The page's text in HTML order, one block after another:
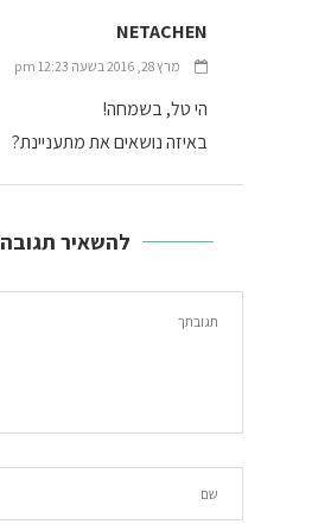
NETACHEN
מרץ 28, 2016 בשעה 12:23 pm
הי טל, בשמחה!
באיזה נושאים את מתעניינת?
להשאיר תגובה